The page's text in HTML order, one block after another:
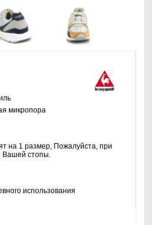
микропора
на 1 размер, Пожалуйста, при
Вашей стопы.
использования